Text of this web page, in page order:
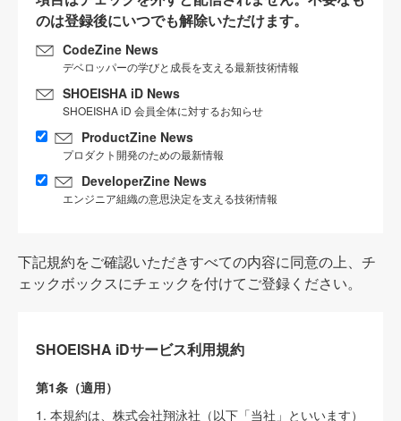
のは登録後にいつでも解除いただけます。
CodeZine News
デベロッパーの学びと成長を支える最新技術情報
SHOEISHA iD News
SHOEISHA iD 会員全体に対するお知らせ
ProductZine News
プロダクト開発のための最新情報
DeveloperZine News
エンジニア組織の意思決定を支える技術情報
下記規約をご確認いただきすべての内容に同意の上、チ
ェックボックスにチェックを付けてご登録ください。
SHOEISHA iDサービス利用規約
第1条（適用）
1. 本規約は、株式会社翔泳社（以下「当社」といいます）